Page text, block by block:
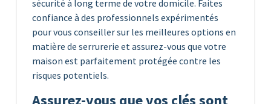
sécurité à long terme de votre domicile. Faites
confiance à des professionnels expérimentés
pour vous conseiller sur les meilleures options en
matière de serrurerie et assurez-vous que votre
maison est parfaitement protégée contre les
risques potentiels.